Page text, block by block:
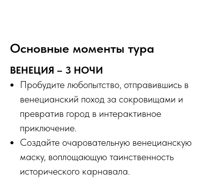
Основные моменты тура
ВЕНЕЦИЯ – 3 НОЧИ
Пробудите любопытство, отправившись в
венецианский поход за сокровищами и
превратив город в интерактивное
приключение.
Создайте очаровательную венецианскую
маску, воплощающую таинственность
исторического карнавала.